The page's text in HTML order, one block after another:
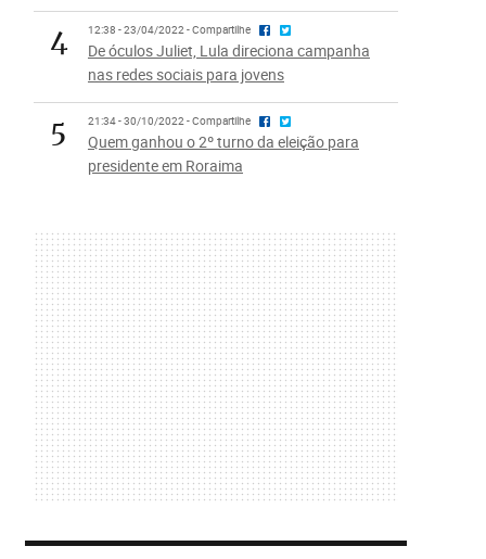
4 12:38 - 23/04/2022 - Compartilhe
De óculos Juliet, Lula direciona campanha
nas redes sociais para jovens
5 21:34 - 30/10/2022 - Compartilhe
Quem ganhou o 2º turno da eleição para
presidente em Roraima